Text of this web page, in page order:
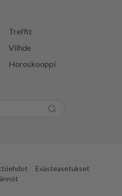
Treffit
Viihde
Horoskooppi
Evästeasetukset